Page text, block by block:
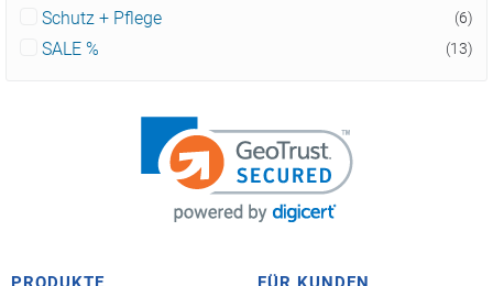
Schutz + Pflege (6)
SALE % (13)